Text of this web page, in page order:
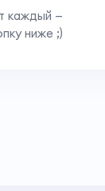
каждый —
ниже ;)